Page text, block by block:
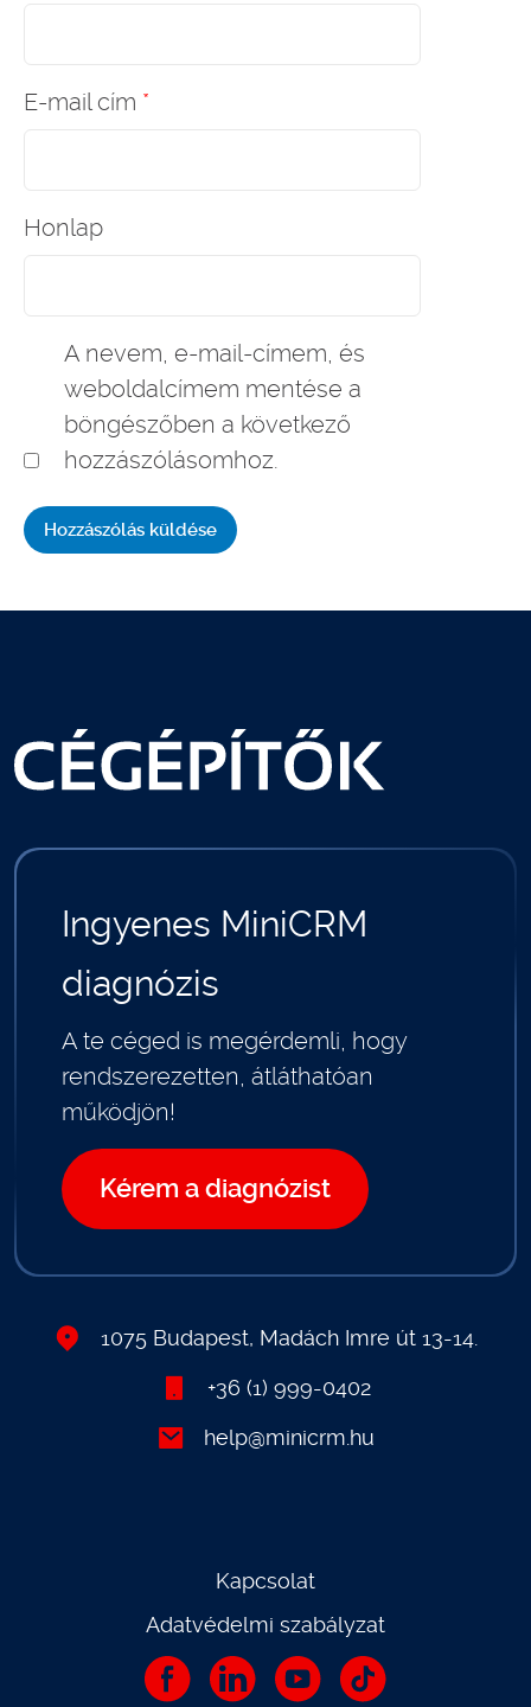
E-mail cím *
Honlap
A nevem, e-mail-címem, és
weboldalcímem mentése a
böngészőben a következő
hozzászólásomhoz.
Ingyenes MiniCRM
diagnózis
A te céged is megérdemli, hogy
rendszerezetten, átláthatóan
működjön!
Kérem a diagnózist
1075 Budapest, Madách Imre út 13-14.
+36 (1) 999-0402
help@minicrm.hu
Kapcsolat
Adatvédelmi szabályzat